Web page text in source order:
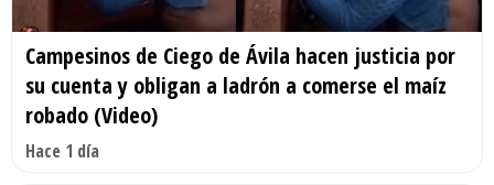
Campesinos de Ciego de Ávila hacen justicia por
su cuenta y obligan a ladrón a comerse el maíz
robado (Video)
Hace 1 día